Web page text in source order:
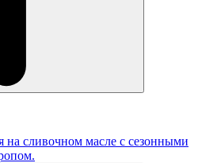
на сливочном масле с сезонными